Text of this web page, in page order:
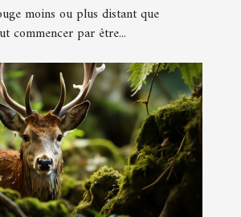
moins ou plus distant que
commencer par être...